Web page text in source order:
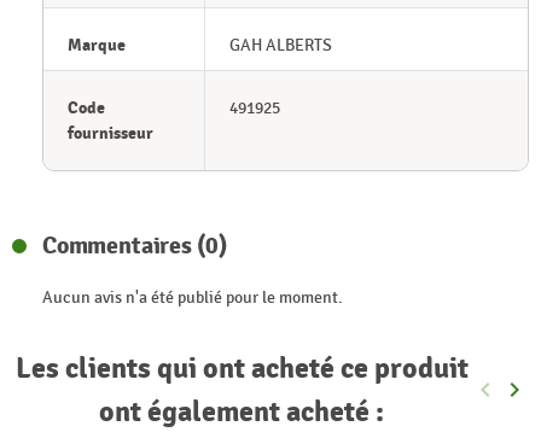
Marque GAH ALBERTS
Code
fournisseur
491925
Commentaires (0)
Aucun avis n'a été publié pour le moment.
Les clients qui ont acheté ce produit
ont également acheté :
keyboard_arrow_left keyboard_arrow_right